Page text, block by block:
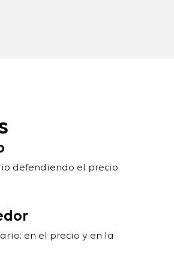
defendiendo el precio
en el precio y en la